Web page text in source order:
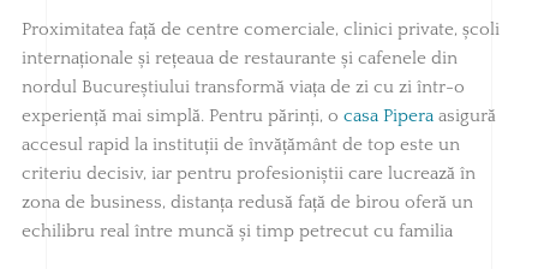
Proximitatea față de centre comerciale, clinici private, școli
internaționale și rețeaua de restaurante și cafenele din
nordul Bucureștiului transformă viața de zi cu zi într-o
experiență mai simplă. Pentru părinți, o casa Piperaasigură
accesul rapid la instituții de învățământ de top este un
criteriu decisiv, iar pentru profesioniștii care lucrează în
zona de business, distanța redusă față de birou oferă un
echilibru real între muncă și timp petrecut cu familia